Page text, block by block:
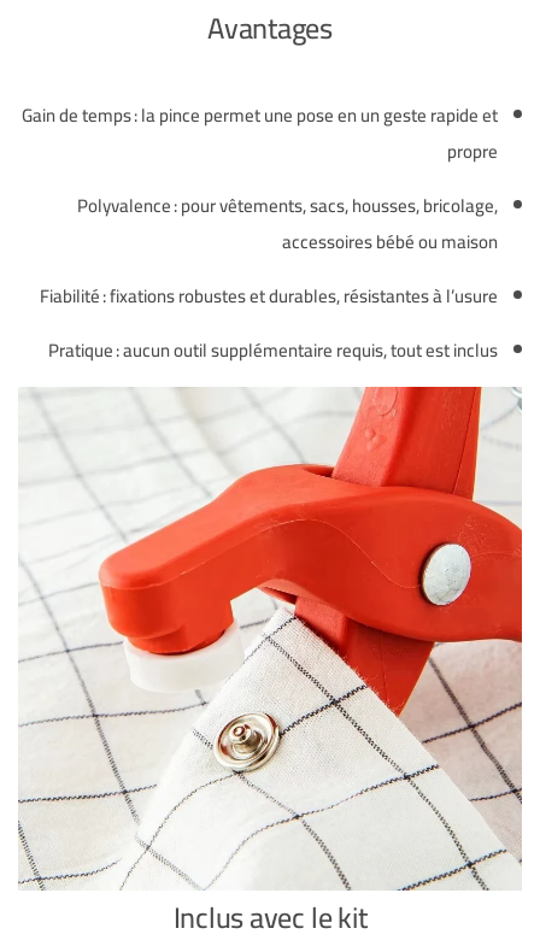
Avantages
Gain de temps : la pince permet une pose en un geste rapide et
propre
Polyvalence : pour vêtements, sacs, housses, bricolage,
accessoires bébé ou maison
Fiabilité : fixations robustes et durables, résistantes à l’usure
Pratique : aucun outil supplémentaire requis, tout est inclus
Inclus avec le kit